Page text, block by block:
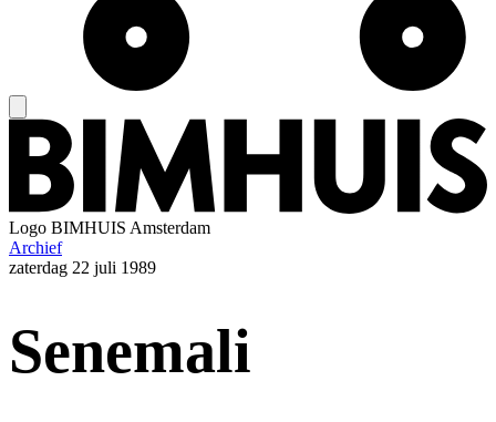
Logo BIMHUIS Amsterdam
Archief
zaterdag 22 juli 1989
Senemali